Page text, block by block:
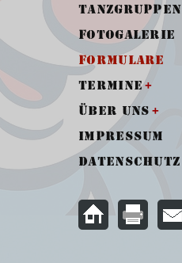
Tanzgruppen
Fotogalerie
Formulare
Termine
Über uns
Impressum
Datenschutz